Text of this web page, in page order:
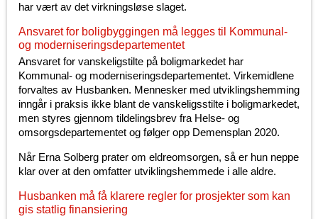
har vært av det virkningsløse slaget.
Ansvaret for boligbyggingen må legges til Kommunal-
og moderniseringsdepartementet
Ansvaret for vanskeligstilte på boligmarkedet har
Kommunal- og moderniseringsdepartementet. Virkemidlene
forvaltes av Husbanken. Mennesker med utviklingshemming
inngår i praksis ikke blant de vanskeligsstilte i boligmarkedet,
men styres gjennom tildelingsbrev fra Helse- og
omsorgsdepartementet og følger opp Demensplan 2020.
Når Erna Solberg prater om eldreomsorgen, så er hun neppe
klar over at den omfatter utviklingshemmede i alle aldre.
Husbanken må få klarere regler for prosjekter som kan
gis statlig finansiering